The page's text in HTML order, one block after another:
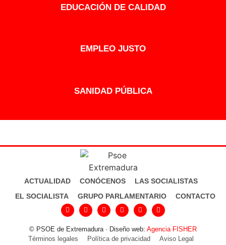
EDUCACIÓN DE CALIDAD
EMPLEO JUSTO
SANIDAD PÚBLICA
ACTUALIDAD CONÓCENOS
LAS SOCIALISTAS
EL SOCIALISTA
GRUPO PARLAMENTARIO CONTACTO
© PSOE de Extremadura · Diseño web: Agencia FISHER
Términos legales
Política de privacidad
Aviso Legal